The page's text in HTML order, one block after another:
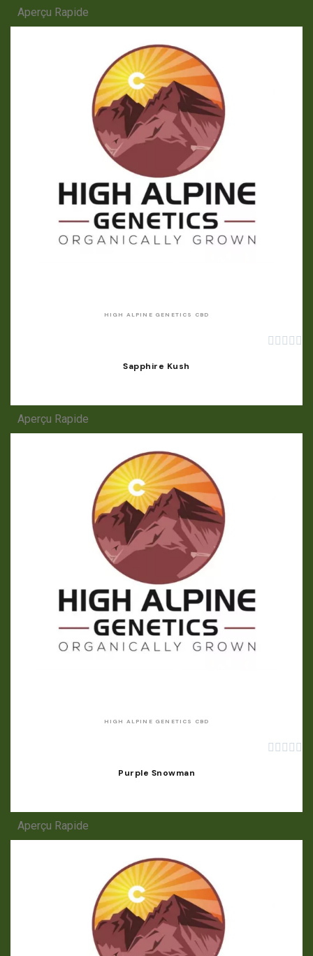
Aperçu Rapide
HIGH ALPINE GENETICS CBD
    
Sapphire Kush
Aperçu Rapide
HIGH ALPINE GENETICS CBD
    
Purple Snowman
Aperçu Rapide